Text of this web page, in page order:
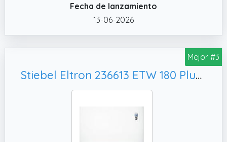
Fecha de lanzamiento
13-06-2026
Mejor #3
Stiebel Eltron 236613 ETW 180 Plus acumulador de calor, blanco alpino